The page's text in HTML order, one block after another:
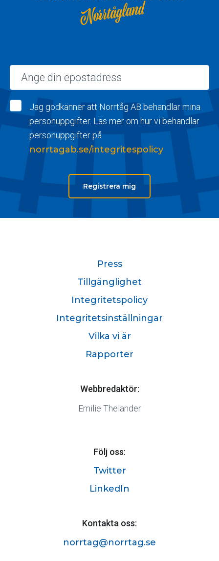
Norrtågland
Jag godkänner att Norrtåg AB behandlar mina
personuppgifter. Läs mer om hur vi behandlar
personuppgifter på
norrtagab.se/integritespolicy
Registrera mig
Kontakta oss:
norrtag@norrtag.se
Press
Tillgänglighet
Integritetspolicy
Integritetsinställningar
Vilka vi är
Rapporter
Webbredaktör:
Emilie Thelander
Följ oss:
Twitter
LinkedIn